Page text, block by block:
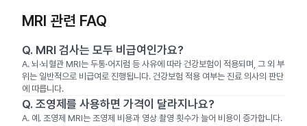
MRI 관련 FAQ
Q. MRI 검사는 모두 비급여인가요?
A. 뇌·뇌혈관 MRI는 두통·어지럼 등 사유에 따라 건강보험이 적용되며, 그 외 부
위는 일반적으로 비급여로 진행됩니다. 건강보험 적용 여부는 진료 의사의 판단
에 따릅니다.
Q. 조영제를 사용하면 가격이 달라지나요?
A. 예. 조영제 MRI는 조영제 비용과 영상 촬영 횟수가 늘어 비용이 증가합니다.